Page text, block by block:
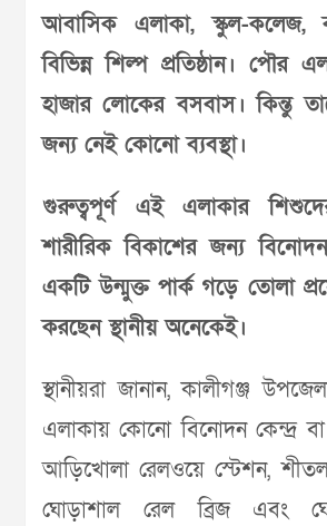
আবাসিক এলাকা, স্কুল-কলেজ,
বিভিন্ন শিল্প প্রতিষ্ঠান। পৌর
হাজার লোকের বসবাস। কিন্তু
জন্য নেই কোনো ব্যবস্থা।
গুরুত্বপূর্ণ এই এলাকার
শারীরিক বিকাশের জন্য
একটি উন্মুক্ত পার্ক গড়ে তোলা
করছেন স্থানীয় অনেকেই।
স্থানীয়রা জানান, কালীগঞ্জ
এলাকায় কোনো বিনোদন কেন্দ্র বা
আড়িখোলা রেলওয়ে স্টেশন,
ঘোড়াশাল রেল ব্রিজ এবং